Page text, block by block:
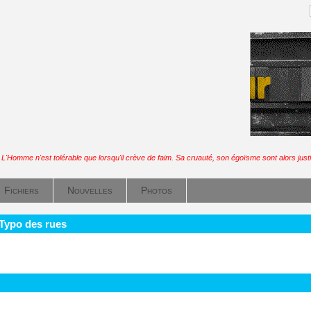
L'Homme n'est tolérable que lorsqu'il crève de faim. Sa cruauté, son égoïsme sont alors
Fichiers Nouvelles Photos
des rues